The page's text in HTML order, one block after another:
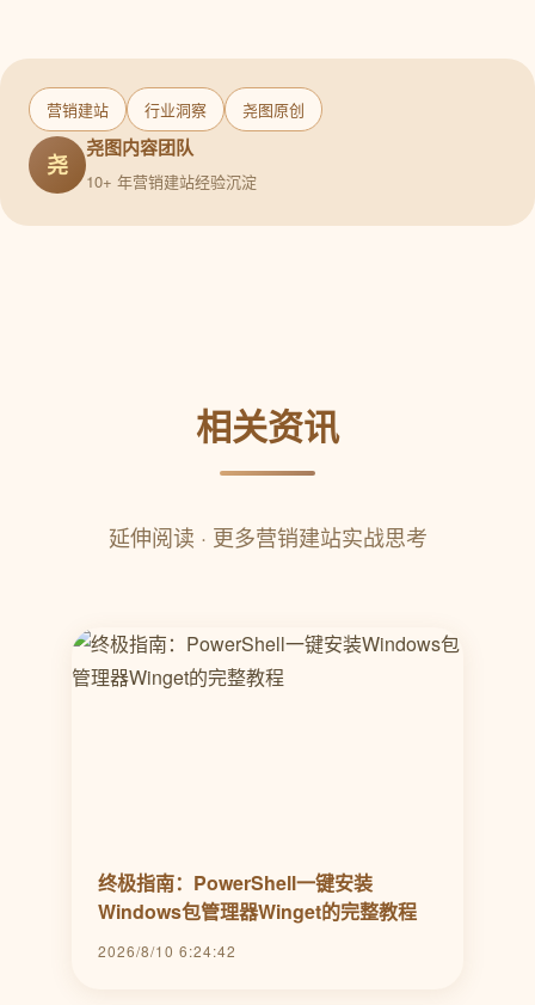
营销建站 行业洞察 尧图原创
尧
尧图内容团队
10+ 年营销建站经验沉淀
相关资讯
延伸阅读 · 更多营销建站实战思考
终极指南：PowerShell一键安装
Windows包管理器Winget的完整教程
2026/8/10 6:24:42